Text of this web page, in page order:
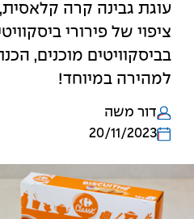
עוגת גבינה קרה
ציפוי של פירורי
בביסקוויטים מוכנים,
למהירה במיוחד!
דור משה
20/11/2023